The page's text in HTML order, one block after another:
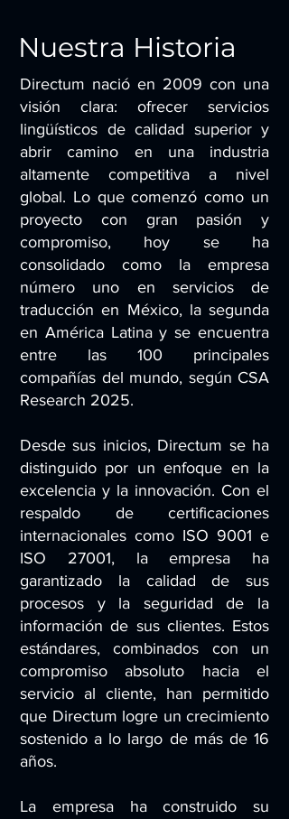
Nuestra Historia
Directum nació en 2009 con una
visión clara: ofrecer servicios
lingüísticos de calidad superior y
abrir camino en una industria
altamente competitiva a nivel
global. Lo que comenzó como un
proyecto con gran pasión y
compromiso, hoy se ha
consolidado como la empresa
número uno en servicios de
traducción en México, la segunda
en América Latina y se encuentra
entre las 100 principales
compañías del mundo, según CSA
Research 2025.
Desde sus inicios, Directum se ha
distinguido por un enfoque en la
excelencia y la innovación. Con el
respaldo de certificaciones
internacionales como ISO 9001 e
ISO 27001, la empresa ha
garantizado la calidad de sus
procesos y la seguridad de la
información de sus clientes. Estos
estándares, combinados con un
compromiso absoluto hacia el
servicio al cliente, han permitido
que Directum logre un crecimiento
sostenido a lo largo de más de 16
años.
La empresa ha construido su